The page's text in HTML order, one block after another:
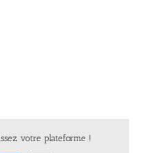
votre plateforme !